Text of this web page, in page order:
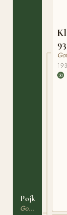
Pojken
Gotlandsruss
93